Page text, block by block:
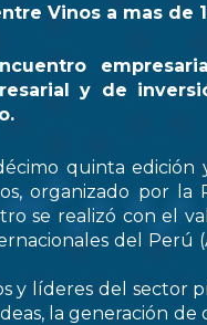
Vinos a mas de
y de
quinta edición
organizado por la
se realizó con el
del Perú
y líderes del sector
la generación